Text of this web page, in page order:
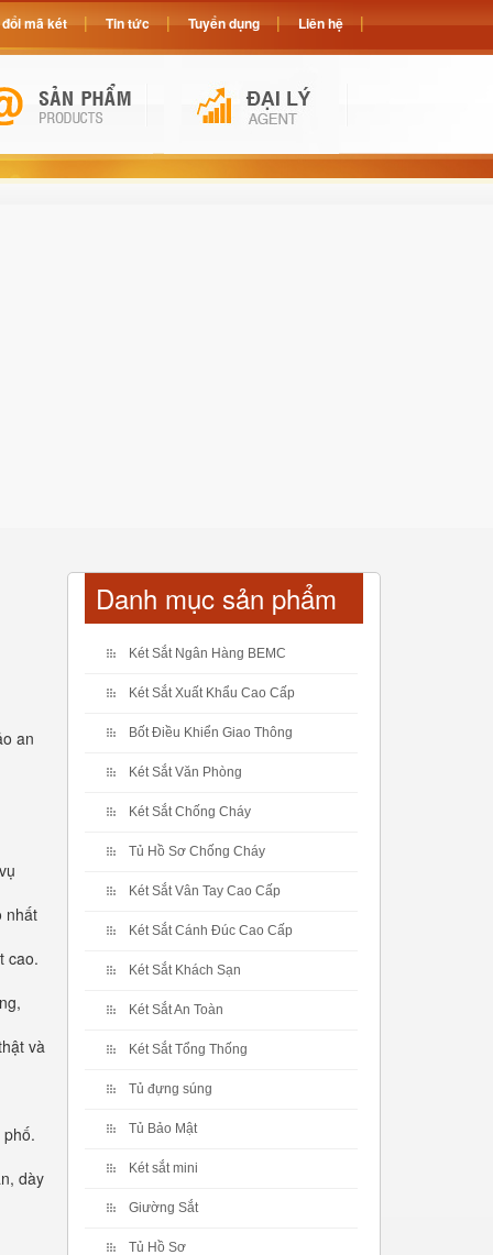
an
nhất
cao.
và
dày
Danh mục sản phẩm
Két Sắt Ngân Hàng BEMC
Két Sắt Xuất Khẩu Cao Cấp
Bốt Điều Khiển Giao Thông
Két Sắt Văn Phòng
Két Sắt Chống Cháy
Tủ Hồ Sơ Chống Cháy
Két Sắt Vân Tay Cao Cấp
Két Sắt Cánh Đúc Cao Cấp
Két Sắt Khách Sạn
Két Sắt An Toàn
Két Sắt Tổng Thống
Tủ đựng súng
Tủ Bảo Mật
Két sắt mini
Giường Sắt
Tủ Hồ Sơ
mã két Tin tức Tuyển dụng Liên hệ